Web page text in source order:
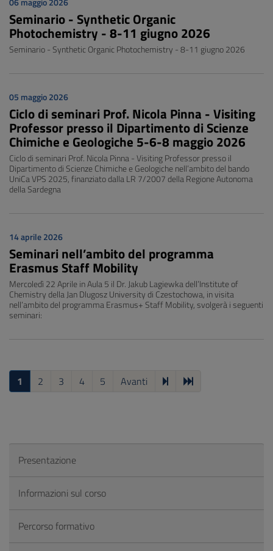
Seminario - Synthetic Organic
Photochemistry - 8-11 giugno 2026
Seminario - Synthetic Organic Photochemistry - 8-11 giugno 2026
05 maggio 2026
Ciclo di seminari Prof. Nicola Pinna - Visiting
Professor presso il Dipartimento di Scienze
Chimiche e Geologiche 5-6-8 maggio 2026
Ciclo di seminari Prof. Nicola Pinna - Visiting Professor presso il
Dipartimento di Scienze Chimiche e Geologiche nell’ambito del bando
UniCa VPS 2025, finanziato dalla LR 7/2007 della Regione Autonoma
della Sardegna
14 aprile 2026
Seminari nell’ambito del programma
Erasmus Staff Mobility
Mercoledì 22 Aprile in Aula 5 il Dr. Jakub Lagiewka dell’Institute of
Chemistry della Jan Dlugosz University di Czestochowa, in visita
nell’ambito del programma Erasmus+ Staff Mobility, svolgerà i seguenti
seminari:
1 2 3 4 5 Avanti
Presentazione
Informazioni sul corso
Percorso formativo